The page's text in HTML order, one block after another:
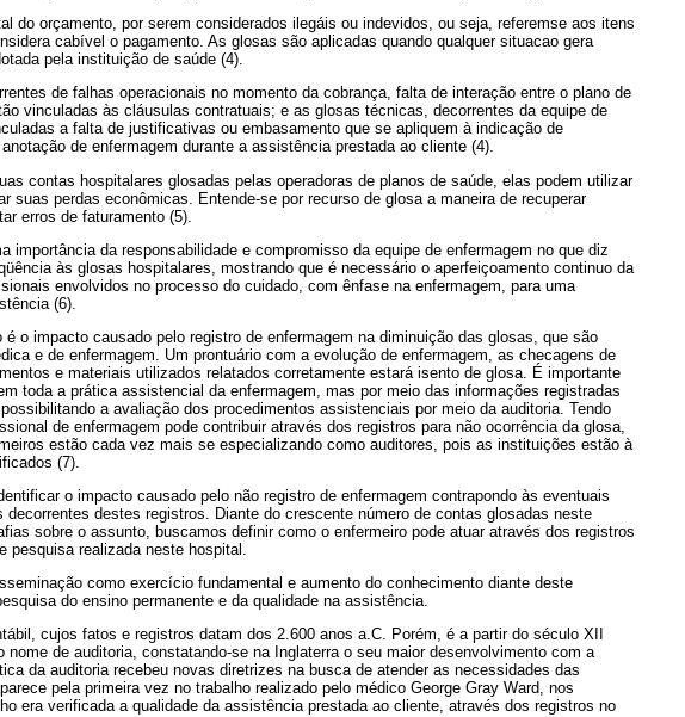
do orçamento, por serem considerados ilegáis ou indevidos, ou seja, referemse aos itens
cabível o pagamento. As glosas são aplicadas quando qualquer situacao gera
pela instituição de saúde (4).
de falhas operacionais no momento da cobrança, falta de interação entre o plano de
vinculadas às cláusulas contratuais; e as glosas técnicas, decorrentes da equipe de
a falta de justificativas ou embasamento que se apliquem à indicação de
de enfermagem durante a assistência prestada ao cliente (4).
contas hospitalares glosadas pelas operadoras de planos de saúde, elas podem utilizar
suas perdas econômicas. Entende-se por recurso de glosa a maneira de recuperar
erros de faturamento (5).
importância da responsabilidade e compromisso da equipe de enfermagem no que diz
às glosas hospitalares, mostrando que é necessário o aperfeiçoamento continuo da
envolvidos no processo do cuidado, com ênfase na enfermagem, para uma
(6).
o impacto causado pelo registro de enfermagem na diminuição das glosas, que são
e de enfermagem. Um prontuário com a evolução de enfermagem, as checagens de
e materiais utilizados relatados corretamente estará isento de glosa. É importante
toda a prática assistencial da enfermagem, mas por meio das informações registradas
a avaliação dos procedimentos assistenciais por meio da auditoria. Tendo
de enfermagem pode contribuir através dos registros para não ocorrência da glosa,
estão cada vez mais se especializando como auditores, pois as instituições estão à
(7).
o impacto causado pelo não registro de enfermagem contrapondo às eventuais
destes registros. Diante do crescente número de contas glosadas neste
sobre o assunto, buscamos definir como o enfermeiro pode atuar através dos registros
pesquisa realizada neste hospital.
como exercício fundamental e aumento do conhecimento diante deste
do ensino permanente e da qualidade na assistência.
cujos fatos e registros datam dos 2.600 anos a.C. Porém, é a partir do século XII
de auditoria, constatando-se na Inglaterra o seu maior desenvolvimento com a
da auditoria recebeu novas diretrizes na busca de atender as necessidades das
pela primeira vez no trabalho realizado pelo médico George Gray Ward, nos
era verificada a qualidade da assistência prestada ao cliente, através dos registros no